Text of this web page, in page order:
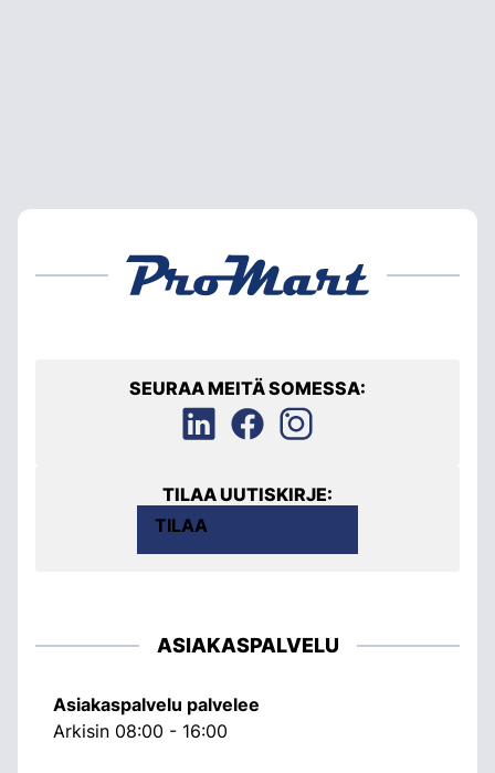
SEURAA MEITÄ SOMESSA:
TILAA UUTISKIRJE:
TILAA
ASIAKASPALVELU
Asiakaspalvelu palvelee
Arkisin 08:00 - 16:00